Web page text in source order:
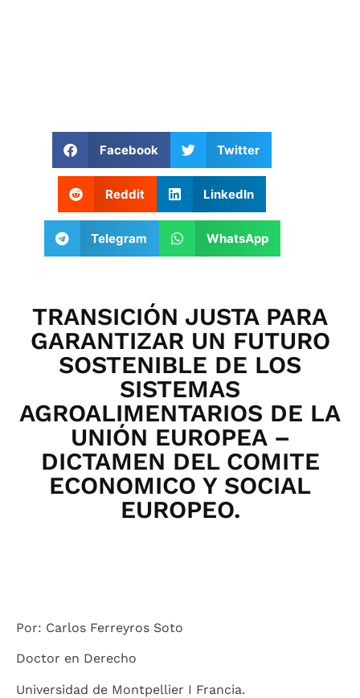
Facebook Twitter
Reddit LinkedIn
Telegram WhatsApp
TRANSICIÓN JUSTA PARA
GARANTIZAR UN FUTURO
SOSTENIBLE DE LOS
SISTEMAS
AGROALIMENTARIOS DE LA
UNIÓN EUROPEA –
DICTAMEN DEL COMITE
ECONOMICO Y SOCIAL
EUROPEO.
Por: Carlos Ferreyros Soto
Doctor en Derecho
Universidad de Montpellier I Francia.